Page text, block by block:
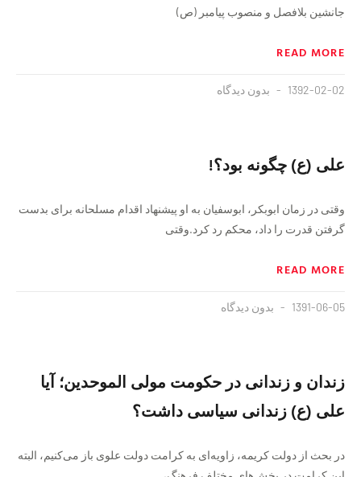
جانشین بلافصل و منصوب پیامبر (ص)
READ MORE
1392-02-02 بدون دیدگاه
علی (ع) چگونه بود؟!
وقتی در زمان ابوبکر، ابوسفیان به او پیشنهاد اقدام مسلحانه برای بدست
گرفتن قدرت را داد، محکم رد کرد.وقتی
READ MORE
1391-06-05 بدون دیدگاه
زندان و زندانی در حکومت مولی الموحدین؛ آیا
علی (ع) زندانی سیاسی داشت؟
در بحث از دولت کریمه، زاویه‌ای به کرامت دولت علوی باز می‌کنیم، البته